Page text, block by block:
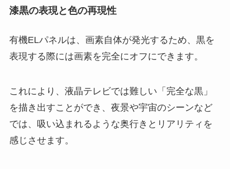
漆黒の表現と色の再現性
有機ELパネルは、画素自体が発光するため、黒を
表現する際には画素を完全にオフにできます。
これにより、液晶テレビでは難しい「完全な黒」
を描き出すことができ、夜景や宇宙のシーンなど
では、吸い込まれるような奥行きとリアリティを
感じさせます。